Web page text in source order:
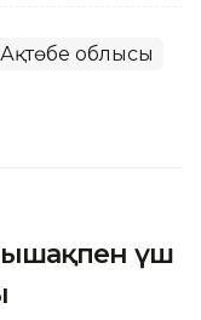
Ақтөбе облысы
үш